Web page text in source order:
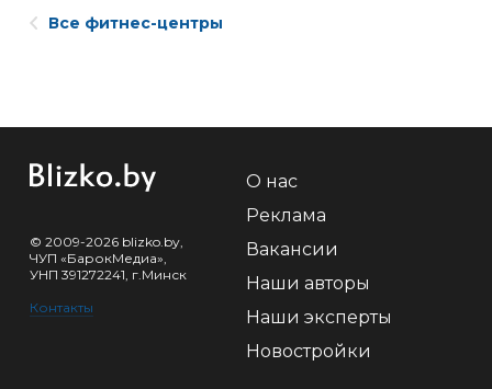
Все фитнес-центры
© 2009-2026 blizko.by,
ЧУП «БарокМедиа»,
УНП 391272241, г.Минск
Контакты
О нас
Реклама
Вакансии
Наши авторы
Наши эксперты
Новостройки